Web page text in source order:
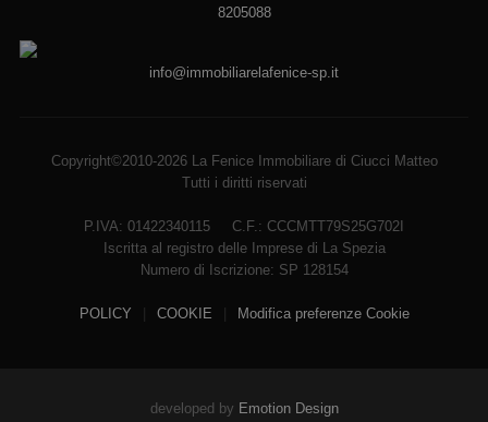
8205088
info@immobiliarelafenice-sp.it
Copyright©2010-2026 La Fenice Immobiliare di Ciucci Matteo
Tutti i diritti riservati
P.IVA: 01422340115 C.F.: CCCMTT79S25G702I
Iscritta al registro delle Imprese di La Spezia
Numero di Iscrizione: SP 128154
POLICY COOKIE Modifica preferenze Cookie
developed by Emotion Design